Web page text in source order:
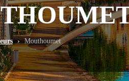
› Mouthoumet